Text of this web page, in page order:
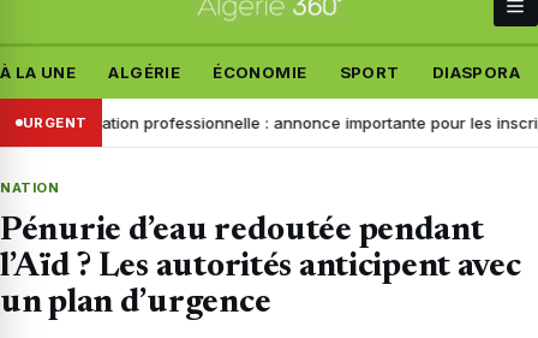
À LA UNE ALGÉRIE ÉCONOMIE SPORT DIASPORA
URGENT
Formation professionnelle : annonce importante pour les
NATION
Pénurie d’eau redoutée pendant
l’Aïd ? Les autorités anticipent avec
un plan d’urgence